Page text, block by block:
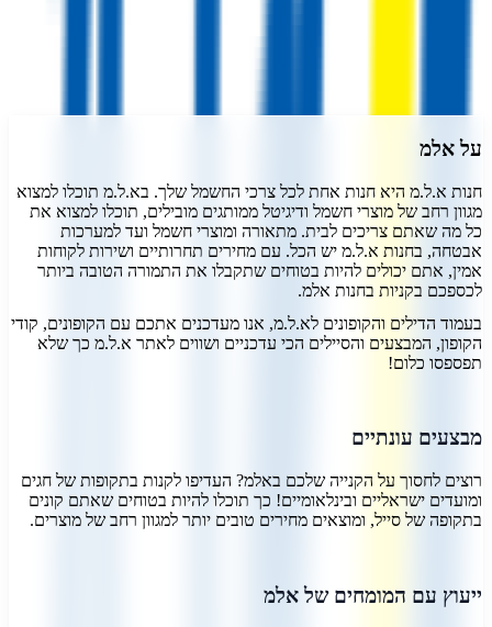
על אלמ
חנות א.ל.מ היא חנות אחת לכל צרכי החשמל שלך. בא.ל.מ תוכלו למצוא
מגוון רחב של מוצרי חשמל ודיגיטל ממותגים מובילים, תוכלו למצוא את
כל מה שאתם צריכים לבית. מתאורה ומוצרי חשמל ועד למערכות
אבטחה, בחנות א.ל.מ יש הכל. עם מחירים תחרותיים ושירות לקוחות
אמין, אתם יכולים להיות בטוחים שתקבלו את התמורה הטובה ביותר
לכספכם בקניות בחנות אלמ.
בעמוד הדילים והקופונים לא.ל.מ, אנו מעדכנים אתכם עם הקופונים, קודי
הקופון, המבצעים והסיילים הכי עדכניים ושווים לאתר א.ל.מ כך שלא
תפספסו כלום!
מבצעים עונתיים
רוצים לחסוך על הקנייה שלכם באלמ? העדיפו לקנות בתקופות של חגים
ומועדים ישראליים ובינלאומיים! כך תוכלו להיות בטוחים שאתם קונים
בתקופה של סייל, ומוצאים מחירים טובים יותר למגוון רחב של מוצרים.
ייעוץ עם המומחים של אלמ